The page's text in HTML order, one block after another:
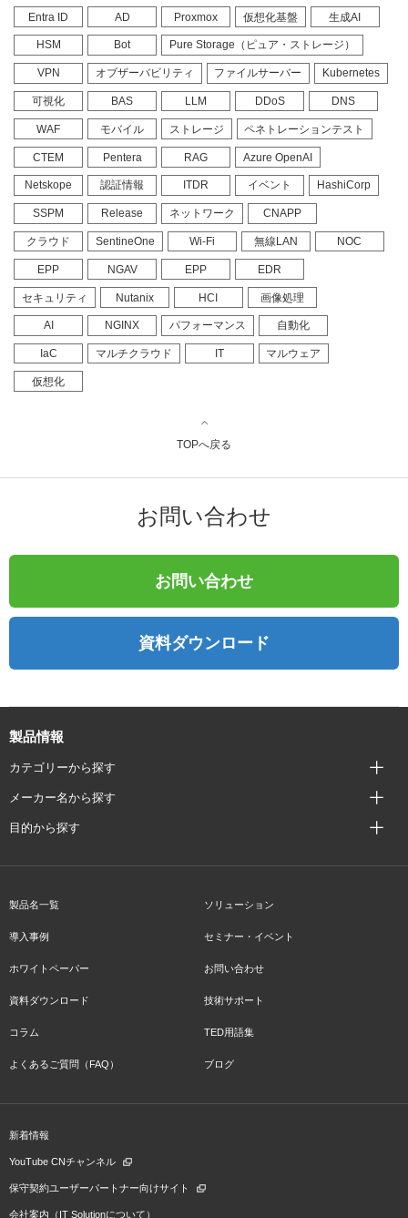
Entra ID AD Proxmox 仮想化基盤 生成AI
HSM Bot Pure Storage（ピュア・ストレージ）
VPN オブザーバビリティ ファイルサーバー Kubernetes
可視化 BAS LLM DDoS DNS
WAF モバイル ストレージ ペネトレーションテスト
CTEM Pentera RAG Azure OpenAI
Netskope 認証情報 ITDR イベント HashiCorp
SSPM Release ネットワーク CNAPP
クラウド SentineOne Wi-Fi 無線LAN NOC
EPP NGAV EPP EDR
セキュリティ Nutanix HCI 画像処理
AI NGINX パフォーマンス 自動化
IaC マルチクラウド IT マルウェア
仮想化
TOPへ戻る
お問い合わせ
お問い合わせ
資料ダウンロード
製品情報
カテゴリーから探す
メーカー名から探す
目的から探す
製品名一覧 ソリューション
導入事例 セミナー・イベント
ホワイトペーパー お問い合わせ
資料ダウンロード 技術サポート
コラム TED用語集
よくあるご質問（FAQ） ブログ
新着情報
YouTube CNチャンネル
保守契約ユーザーパートナー向けサイト
会社案内（IT Solutionについて）